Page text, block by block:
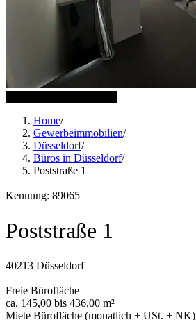
Home/
Gewerbeimmobilien/
Düsseldorf/
Büros in Düsseldorf/
Poststraße 1
Kennung: 89065
Poststraße 1
40213 Düsseldorf
Freie Bürofläche
ca. 145,00 bis 436,00 m²
Miete Bürofläche (monatlich + USt. + NK)